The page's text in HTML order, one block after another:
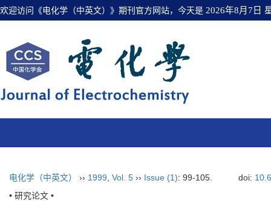
欢迎访问《电化学（中英文）》期刊官方网站，今天是 2026年8月7日
电化学（中英文） ›› 1999 Vol. 5 ›› Issue (1): 99-105. doi:
• 研究论文 •